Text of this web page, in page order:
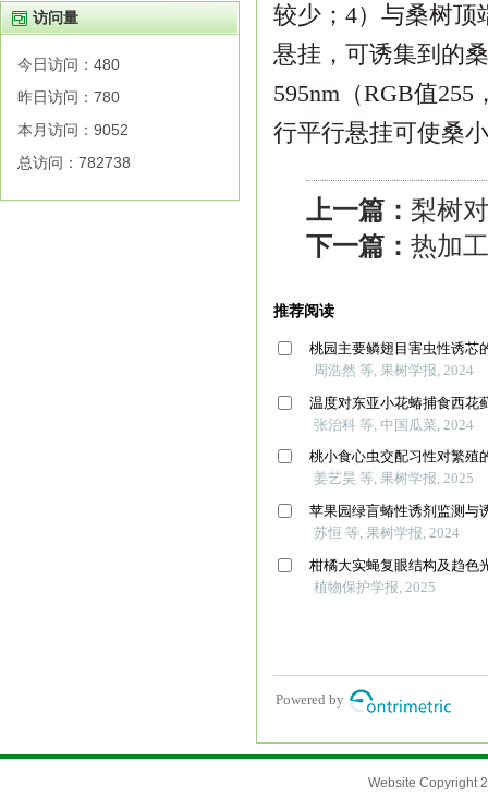
访问量
今日访问： 480
昨日访问： 780
本月访问： 9052
总访问： 782738
较少； 4）与桑树顶
悬挂，可诱集到的
595nm （RGB值255
行平行悬挂可使桑
上一篇： 梨树
下一篇： 热加
Website Copyright